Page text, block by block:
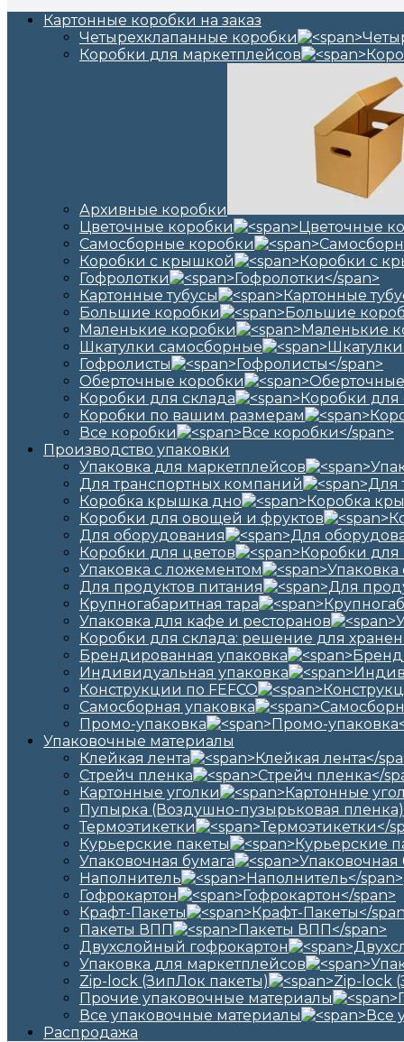
Картонные коробки на заказ
Четырехклапанные коробки
Коробки для маркетплейсов
Архивные коробки
Цветочные коробки
Самосборные коробки
Коробки с крышкой
Гофролотки
Картонные тубусы
Большие коробки
Маленькие коробки
Шкатулки самосборные
Гофролисты
Оберточные коробки
Коробки для склада
Коробки по вашим размерам
Все коробки
Производство упаковки
Упаковка для маркетплейсов
Для транспортных компаний
Коробка крышка дно
Коробки для овощей и фруктов
Для оборудования
Коробки для цветов
Упаковка с ложементом
Для продуктов питания
Крупногабаритная тара
Упаковка для кафе и ресторанов
Коробки для склада: решение для
Брендированная упаковка
Индивидуальная упаковка
Конструкции по FEFCO
Самосборная упаковка
Промо-упаковка
Упаковочные материалы
Клейкая лента
Стрейч пленка
Картонные уголки
Пупырка (Воздушно-пузырьковая пленка)
Термоэтикетки
Курьерские пакеты
Упаковочная бумага
Наполнитель
Гофрокартон
Крафт-Пакеты
Пакеты ВПП
Двухслойный гофрокартон
Упаковка для маркетплейсов
Zip-lock (ЗипЛок пакеты)
Прочие упаковочные материалы
Все упаковочные материалы
Распродажа